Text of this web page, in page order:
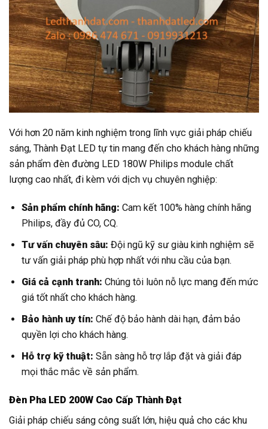
Với hơn 20 năm kinh nghiệm trong lĩnh vực giải pháp chiếu
sáng, Thành Đạt LED tự tin mang đến cho khách hàng những
sản phẩm đèn đường LED 180W Philips module chất
lượng cao nhất, đi kèm với dịch vụ chuyên nghiệp:
Sản phẩm chính hãng: Cam kết 100% hàng chính hãng
Philips, đầy đủ CO, CQ.
Tư vấn chuyên sâu: Đội ngũ kỹ sư giàu kinh nghiệm sẽ
tư vấn giải pháp phù hợp nhất với nhu cầu của bạn.
Giá cả cạnh tranh: Chúng tôi luôn nỗ lực mang đến mức
giá tốt nhất cho khách hàng.
Bảo hành uy tín: Chế độ bảo hành dài hạn, đảm bảo
quyền lợi cho khách hàng.
Hỗ trợ kỹ thuật: Sẵn sàng hỗ trợ lắp đặt và giải đáp
mọi thắc mắc về sản phẩm.
Đèn Pha LED 200W Cao Cấp Thành Đạt
Giải pháp chiếu sáng công suất lớn, hiệu quả cho các khu